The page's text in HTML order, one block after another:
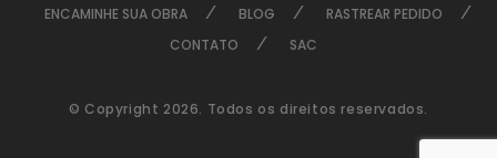
ENCAMINHE SUA OBRA BLOG
RASTREAR PEDIDO
CONTATO
SAC
© Copyright 2026. Todos os direitos reservados.